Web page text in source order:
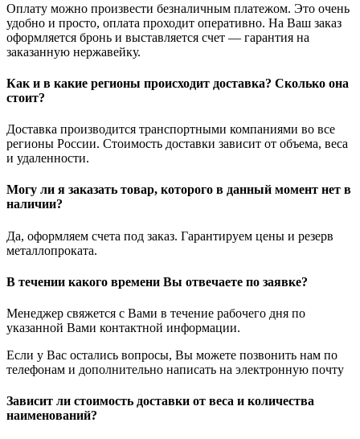
Оплату можно произвести безналичным платежом. Это очень
удобно и просто, оплата проходит оперативно. На Ваш заказ
оформляется бронь и выставляется счет — гарантия на
заказанную нержавейку.
Как и в какие регионы происходит доставка? Сколько она
стоит?
Доставка производится транспортными компаниями во все
регионы России. Стоимость доставки зависит от объема, веса
и удаленности.
Могу ли я заказать товар, которого в данный момент нет в
наличии?
Да, оформляем счета под заказ. Гарантируем цены и резерв
металлопроката.
В течении какого времени Вы отвечаете по заявке?
Менеджер свяжется с Вами в течение рабочего дня по
указанной Вами контактной информации.
Если у Вас остались вопросы, Вы можете позвонить нам по
телефонам и дополнительно написать на электронную почту
Зависит ли стоимость доставки от веса и количества
наименований?